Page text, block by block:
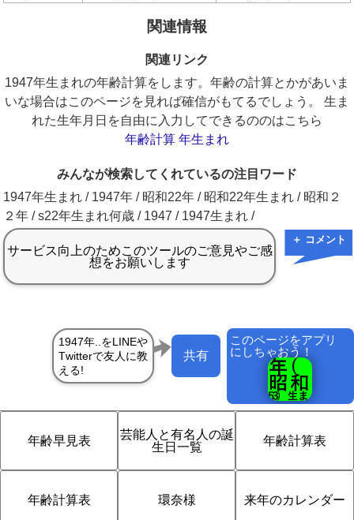
関連情報
関連リンク
1947年生まれの年齢計算をします。年齢の計算とかがあいま
いな場合はこのページを見れば確信がもてるでしょう。 生ま
れた生年月日を自由に入力してできるののはこちら
年齢計算 年生まれ
みんなが検索してくれているの注目ワード
1947年生まれ / 1947年 / 昭和22年 / 昭和22年生まれ / 昭和２
２年 / s22年生まれ何歳 / 1947 / 1947生まれ /
＋ コメント
このページをアプリ
にしちゃおう！
共有
年齢早見表
芸能人と有名人の誕
生日一覧
年齢計算表
年齢計算表 環奈様 来年のカレンダー